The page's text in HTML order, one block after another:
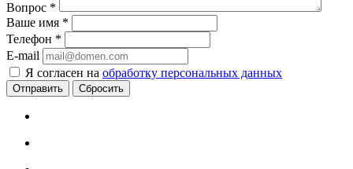
Вопрос *
Ваше имя *
Телефон *
E-mail
Я согласен на обработку персональных данных
Сбросить